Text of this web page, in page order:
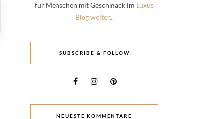
für Menschen mit Geschmack im Luxus
Blog weiter...
SUBSCRIBE & FOLLOW
NEUESTE KOMMENTARE